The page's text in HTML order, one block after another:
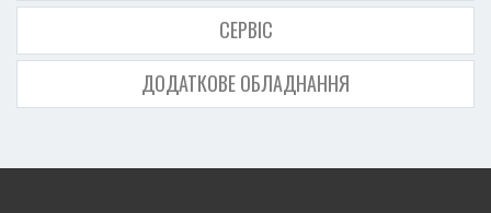
СЕРВІС
ДОДАТКОВЕ ОБЛАДНАННЯ